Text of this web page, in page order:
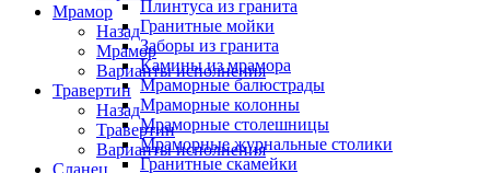
Плинтуса из гранита
Гранитные мойки
Заборы из гранита
Камины из мрамора
Мраморные балюстрады
Мраморные колонны
Мраморные столешницы
Мраморные журнальные столики
Гранитные скамейки
Мрамор
Назад
Мрамор
Варианты исполнения
Травертин
Назад
Травертин
Варианты исполнения
Сланец